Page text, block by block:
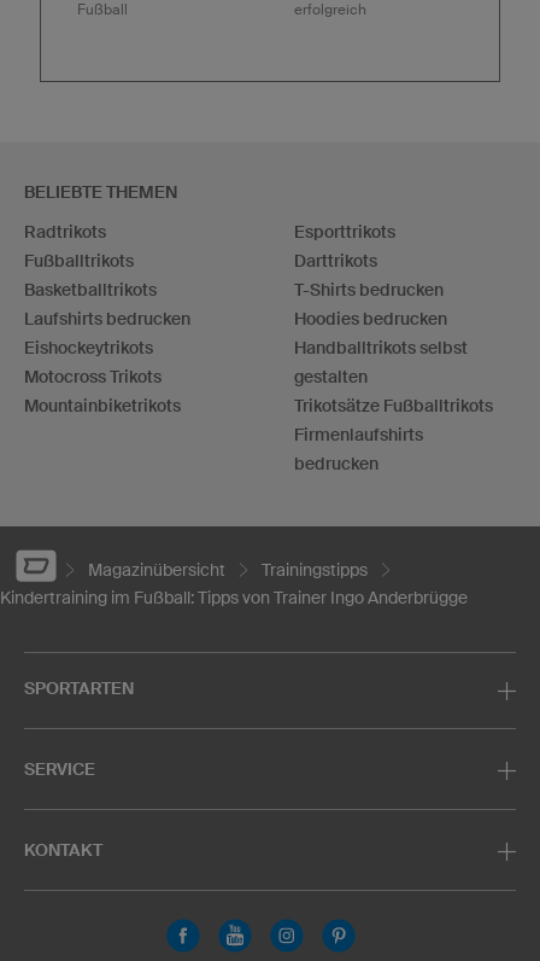
Fußball
erfolgreich
BELIEBTE THEMEN
Radtrikots
Fußballtrikots
Basketballtrikots
Laufshirts bedrucken
Eishockeytrikots
Motocross Trikots
Mountainbiketrikots
Esporttrikots
Darttrikots
T-Shirts bedrucken
Hoodies bedrucken
Handballtrikots selbst
gestalten
Trikotsätze Fußballtrikots
Firmenlaufshirts
bedrucken
Magazinübersicht
Trainingstipps
Kindertraining im Fußball: Tipps von Trainer Ingo Anderbrügge
SPORTARTEN
SERVICE
KONTAKT